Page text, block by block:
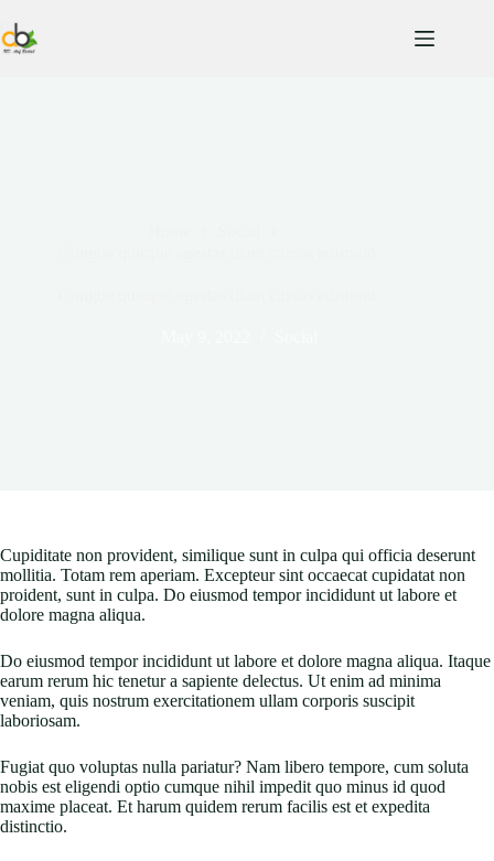
Cupiditate non provident, similique sunt in culpa qui officia deserunt
mollitia. Totam rem aperiam. Excepteur sint occaecat cupidatat non
proident, sunt in culpa. Do eiusmod tempor incididunt ut labore et
dolore magna aliqua.
Do eiusmod tempor incididunt ut labore et dolore magna aliqua. Itaque
earum rerum hic tenetur a sapiente delectus. Ut enim ad minima
veniam, quis nostrum exercitationem ullam corporis suscipit
laboriosam.
Fugiat quo voluptas nulla pariatur? Nam libero tempore, cum soluta
nobis est eligendi optio cumque nihil impedit quo minus id quod
maxime placeat. Et harum quidem rerum facilis est et expedita
distinctio.